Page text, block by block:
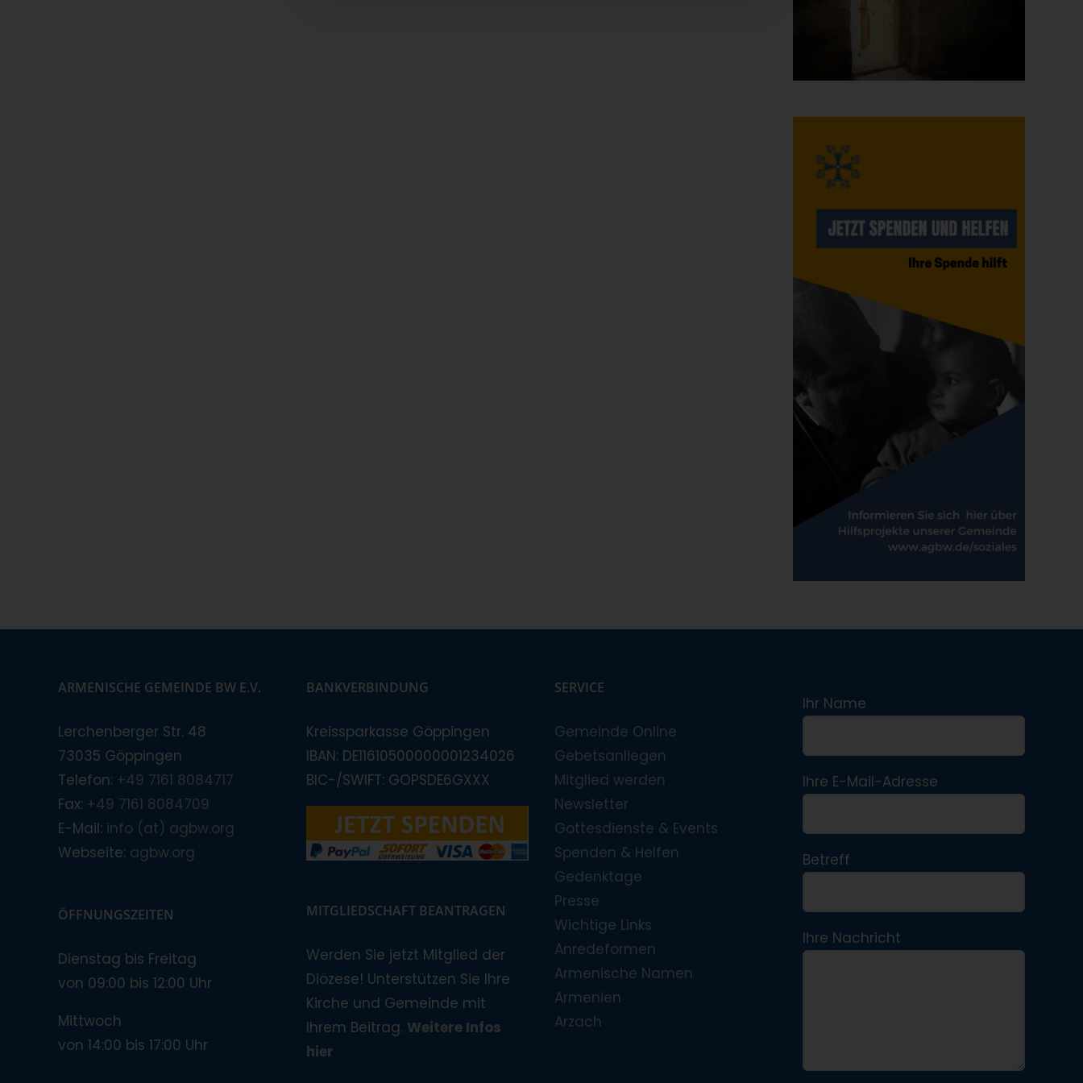
ARMENISCHE GEMEINDE BW E.V.
Lerchenberger Str. 48
73035 Göppingen
Telefon: +49 7161 8084717
Fax: +49 7161 8084709
E-Mail: info (at) agbw.org
Webseite: agbw.org
ÖFFNUNGSZEITEN
Dienstag bis Freitag
von 09:00 bis 12:00 Uhr
Mittwoch
von 14:00 bis 17:00 Uhr
BANKVERBINDUNG
Kreissparkasse Göppingen
IBAN: DE11610500000001234026
BIC-/SWIFT: GOPSDE6GXXX
MITGLIEDSCHAFT BEANTRAGEN
Werden Sie jetzt Mitglied der
Diözese! Unterstützen Sie Ihre
Kirche und Gemeinde mit
Ihrem Beitrag. Weitere Infos
hier
SERVICE
Gemeinde Online
Gebetsanliegen
Mitglied werden
Newsletter
Gottesdienste & Events
Spenden & Helfen
Gedenktage
Presse
Wichtige Links
Anredeformen
Armenische Namen
Armenien
Arzach
Ihr Name
Ihre E-Mail-Adresse
Betreff
Ihre Nachricht